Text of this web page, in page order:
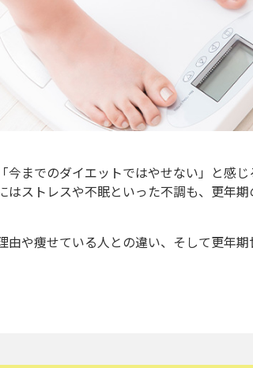
今までのダイエットではやせない」と感
はストレスや不眠といった不調も、更年
や痩せている人との違い、そして更年